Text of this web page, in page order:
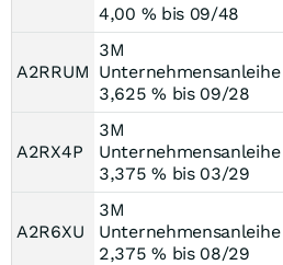
4,00 % bis 09/48
A2RRUM
3M
Unternehmensanleihe
3,625 % bis 09/28
A2RX4P
3M
Unternehmensanleihe
3,375 % bis 03/29
A2R6XU
3M
Unternehmensanleihe
2,375 % bis 08/29